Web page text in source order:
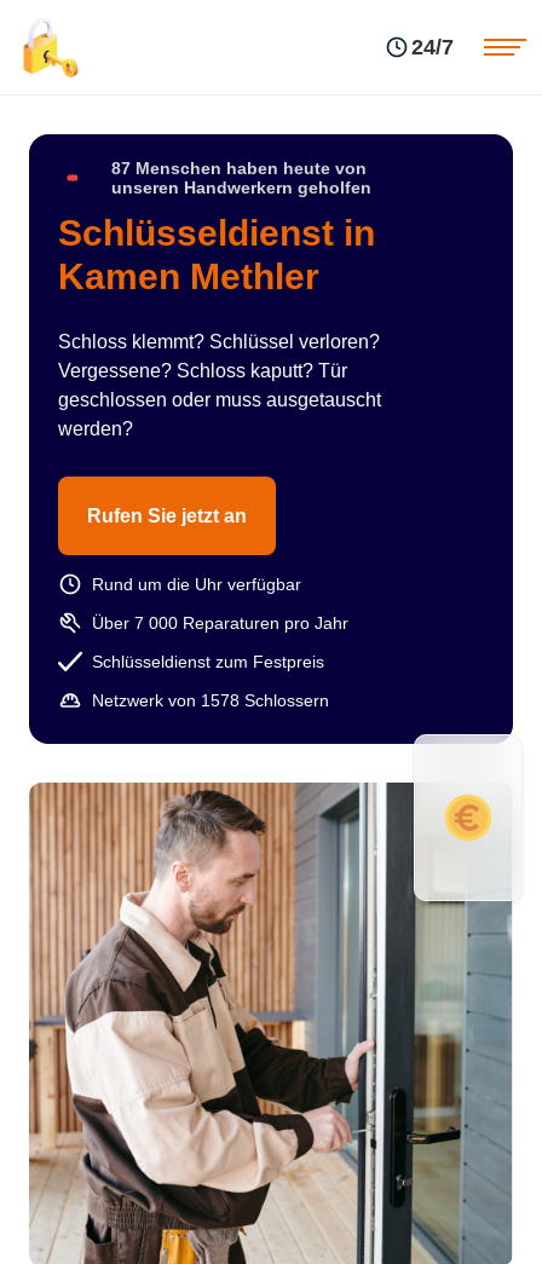
24/7
87 Menschen haben heute von
unseren Handwerkern geholfen
Schlüsseldienst in
Kamen Methler
Schloss klemmt? Schlüssel verloren?
Vergessene? Schloss kaputt? Tür
geschlossen oder muss ausgetauscht
werden?
Rufen Sie jetzt an
Rund um die Uhr verfügbar
Über 7 000 Reparaturen pro Jahr
Schlüsseldienst zum Festpreis
Netzwerk von 1578 Schlossern